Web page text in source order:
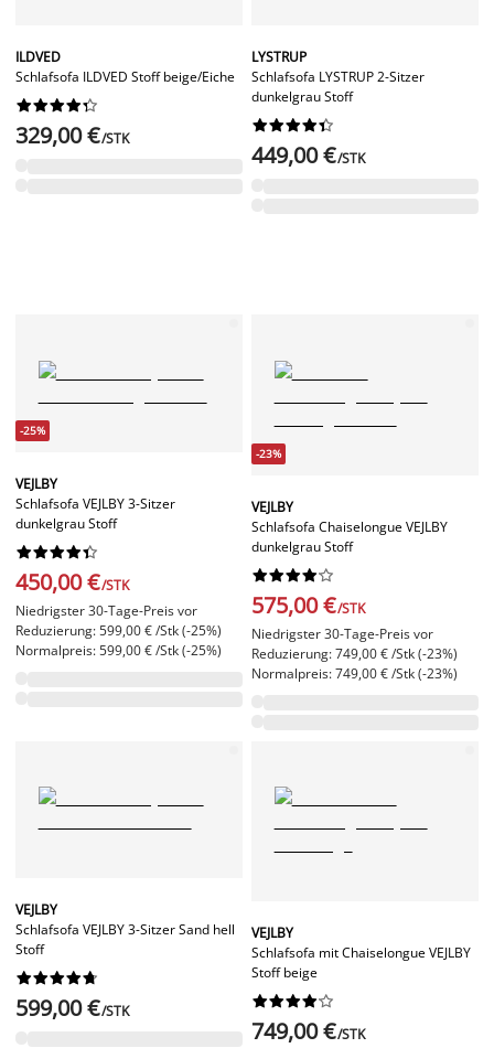
ILDVED
Schlafsofa ILDVED Stoff beige/Eiche






329,00 €/STK
LYSTRUP
Schlafsofa LYSTRUP 2-Sitzer
dunkelgrau Stoff






449,00 €/STK
-25%
VEJLBY
Schlafsofa VEJLBY 3-Sitzer
dunkelgrau Stoff






450,00 €/STK
Niedrigster 30-Tage-Preis vor
Reduzierung: 599,00 € /Stk (-25%)
Normalpreis: 599,00 € /Stk (-25%)
-23%
VEJLBY
Schlafsofa Chaiselongue VEJLBY
dunkelgrau Stoff






575,00 €/STK
Niedrigster 30-Tage-Preis vor
Reduzierung: 749,00 € /Stk (-23%)
Normalpreis: 749,00 € /Stk (-23%)
VEJLBY
Schlafsofa VEJLBY 3-Sitzer Sand hell
Stoff






599,00 €/STK
VEJLBY
Schlafsofa mit Chaiselongue VEJLBY
Stoff beige






749,00 €/STK